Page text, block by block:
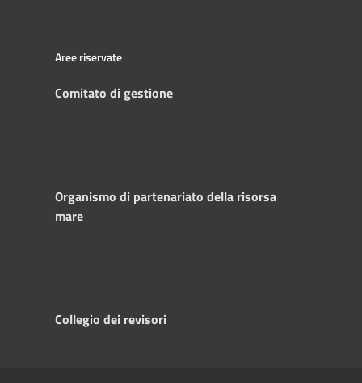
Aree riservate
Comitato di gestione
Organismo di partenariato della risorsa
mare
Collegio dei revisori